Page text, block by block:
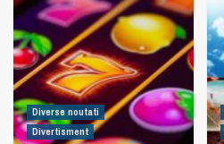
Diverse noutati
Divertisment